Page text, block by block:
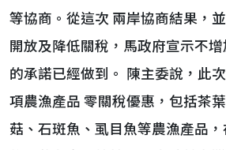
等協商。從這次 兩岸協商結果，
開放及降低關稅，馬政府宣示不
的承諾已經做到。 陳主委說，此
項農漁產品 零關稅優惠，包括茶
菇、石斑魚、虱目魚等農漁產品